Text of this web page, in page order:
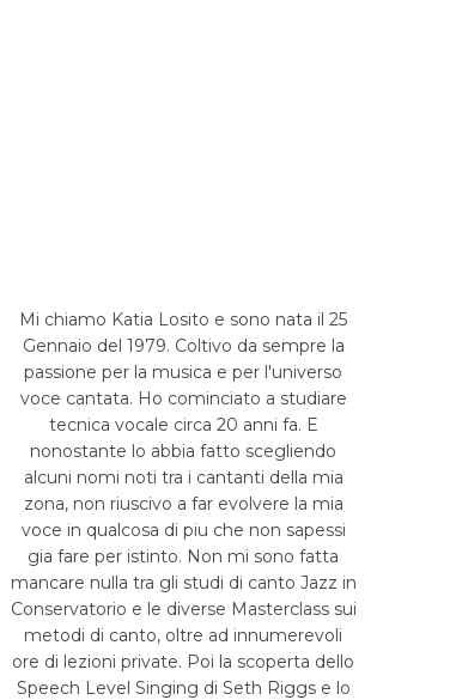
Mi chiamo Katia Losito e sono nata il 25
Gennaio del 1979. Coltivo da sempre la
passione per la musica e per l'universo
voce cantata. Ho cominciato a studiare
tecnica vocale circa 20 anni fa. E
nonostante lo abbia fatto scegliendo
alcuni nomi noti tra i cantanti della mia
zona, non riuscivo a far evolvere la mia
voce in qualcosa di piu che non sapessi
gia fare per istinto. Non mi sono fatta
mancare nulla tra gli studi di canto Jazz in
Conservatorio e le diverse Masterclass sui
metodi di canto, oltre ad innumerevoli
ore di lezioni private. Poi la scoperta dello
Speech Level Singing di Seth Riggs e lo